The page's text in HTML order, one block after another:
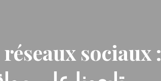
sociaux :